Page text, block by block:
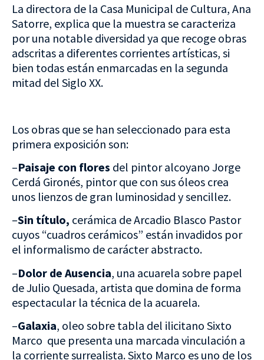
La directora de la Casa Municipal de Cultura, Ana
Satorre, explica que la muestra se caracteriza
por una notable diversidad ya que recoge obras
adscritas a diferentes corrientes artísticas, si
bien todas están enmarcadas en la segunda
mitad del Siglo XX.
Los obras que se han seleccionado para esta
primera exposición son:
–Paisaje con flores del pintor alcoyano Jorge
Cerdá Gironés, pintor que con sus óleos crea
unos lienzos de gran luminosidad y sencillez.
–Sin título, cerámica de Arcadio Blasco Pastor
cuyos “cuadros cerámicos” están invadidos por
el informalismo de carácter abstracto.
–Dolor de Ausencia, una acuarela sobre papel
de Julio Quesada, artista que domina de forma
espectacular la técnica de la acuarela.
–Galaxia, oleo sobre tabla del ilicitano Sixto
Marco que presenta una marcada vinculación a
la corriente surrealista. Sixto Marco es uno de los